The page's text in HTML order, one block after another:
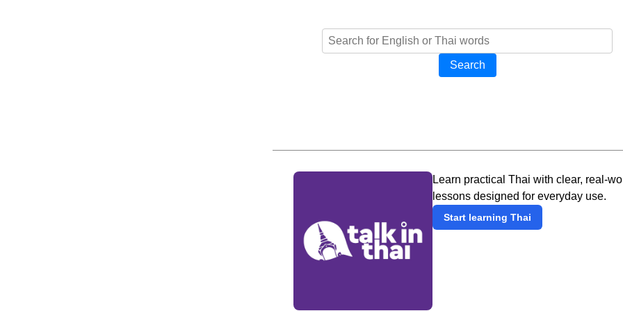
Search
Learn practical Thai with clear, real-
lessons designed for everyday use.
Start learning Thai